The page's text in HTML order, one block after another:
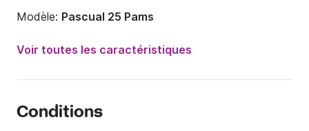
Modèle: Pascual 25 Pams
Puissance moteur:
Capacité à bord:
Voir toutes les caractéristiques
Conditions